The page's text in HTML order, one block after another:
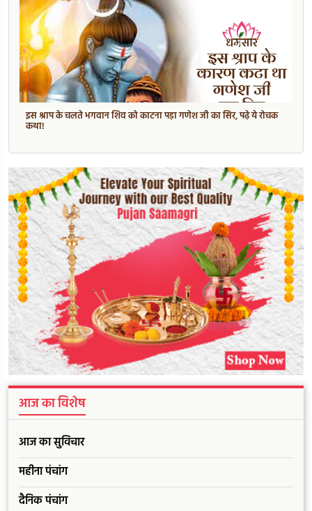
आज का विशेष
आज का सुविचार
महीना पंचांग
दैनिक पंचांग
इस श्राप के चलते भगवान शिव को काटना पड़ा गणेश जी का सिर, पढ़े ये रोचक
कथा!